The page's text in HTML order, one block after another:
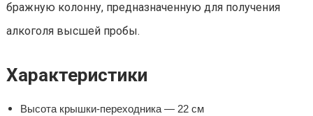
бражную колонну, предназначенную для получения
алкоголя высшей пробы.
Характеристики
Высота крышки-переходника — 22 см